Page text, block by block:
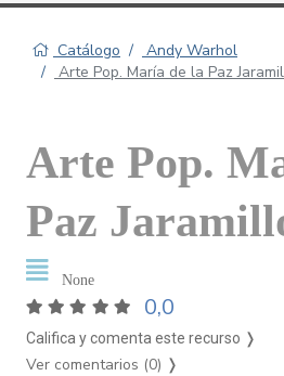
Catálogo
Andy Warhol
Arte Pop. María de la Paz
Arte Pop.
Paz
None
0,0
Califica y comenta este recurso ❭
Ver comentarios (0) ❭